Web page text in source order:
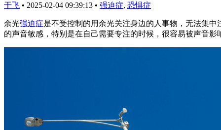
于飞 • 2025-02-04 09:39:13 • 强迫症, 恐惧症
余光强迫症是不受控制的用余光关注身边的人事物，无法集
的声音敏感，特别是在自己需要专注的时候，很容易被声音